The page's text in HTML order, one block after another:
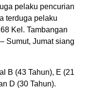
pelaku pencurian
terduga pelaku
Kel. Tambangan
Sumut, Jumat siang
B (43 Tahun), E (21
D (30 Tahun).